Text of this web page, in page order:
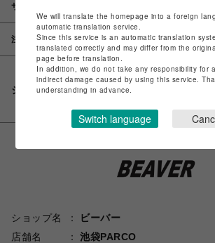
サイズ
注意事項
シェアする
ショップ名
ビーバー
店舗名
池袋PARCO
We will translate the homepage into a foreign
automatic translation service.
Since this service is an automatic translation
translated correctly and may differ from the
page before translation.
In addition, we do not take any responsibility for
indirect damage caused by using this service.
understanding in advance.
Switch language